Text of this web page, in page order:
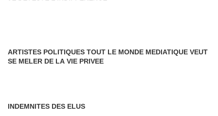
ARTISTES POLITIQUES TOUT LE MONDE MEDIATIQUE VEUT
SE MELER DE LA VIE PRIVEE
INDEMNITES DES ELUS